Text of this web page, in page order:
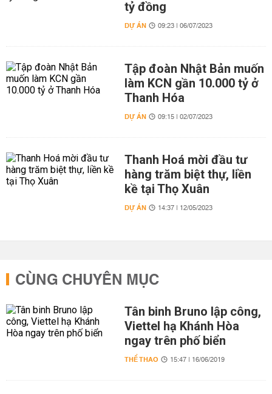
tỷ đồng
DỰ ÁN 09:23 | 06/07/2023
Tập đoàn Nhật Bản muốn
làm KCN gần 10.000 tỷ ở
Thanh Hóa
DỰ ÁN 09:15 | 02/07/2023
Thanh Hoá mời đầu tư
hàng trăm biệt thự, liền
kề tại Thọ Xuân
DỰ ÁN 14:37 | 12/05/2023
CÙNG CHUYÊN MỤC
Tân binh Bruno lập công,
Viettel hạ Khánh Hòa
ngay trên phố biển
THỂ THAO 15:47 | 16/06/2019